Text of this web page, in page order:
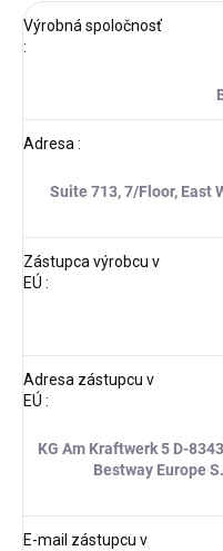
Výrobná spoločnosť
:
Adresa:
Suite 713, 7/Floor, East
Zástupca výrobcu v
EÚ :
Adresa zástupcu v
EÚ :
KG Am Kraftwerk 5 D-
Bestway Europe
E-mail zástupcu v